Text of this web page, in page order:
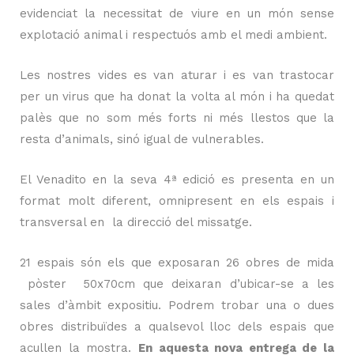
evidenciat la necessitat de viure en un món sense
explotació animal i respectuós amb el medi ambient.
Les nostres vides es van aturar i es van trastocar
per un virus que ha donat la volta al món i ha quedat
palès que no som més forts ni més llestos que la
resta d’animals, sinó igual de vulnerables.
El Venadito en la seva 4ª edició es presenta en un
format molt diferent, omnipresent en els espais i
transversal en
la direcció del missatge.
21 espais són els que exposaran 26 obres de mida
pòster 50x70cm que deixaran d’ubicar-se a les
sales d’àmbit expositiu. Podrem trobar una o dues
obres distribuïdes a qualsevol lloc dels espais que
acullen la mostra. En aquesta nova entrega de la